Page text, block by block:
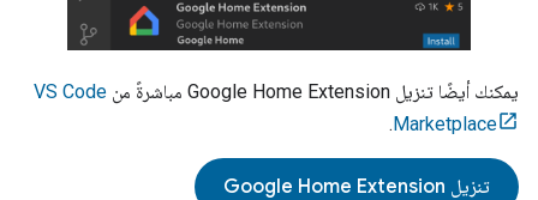
يمكنك أيضًا تنزيل Google Home Extension مباشرةً من VS Code
Marketplace
.
تنزيل Google Home Extension